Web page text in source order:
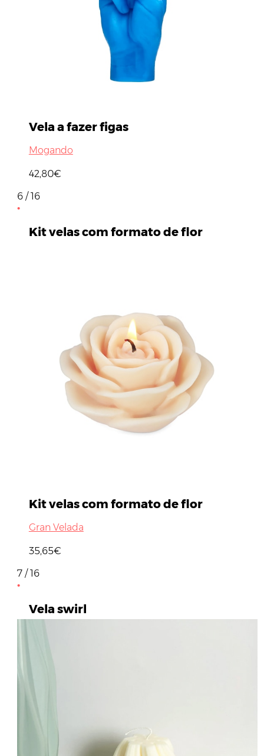
Vela a fazer figas
Mogando
42,80€
6 / 16
Kit velas com formato de flor
Kit velas com formato de flor
Gran Velada
35,65€
7 / 16
Vela swirl